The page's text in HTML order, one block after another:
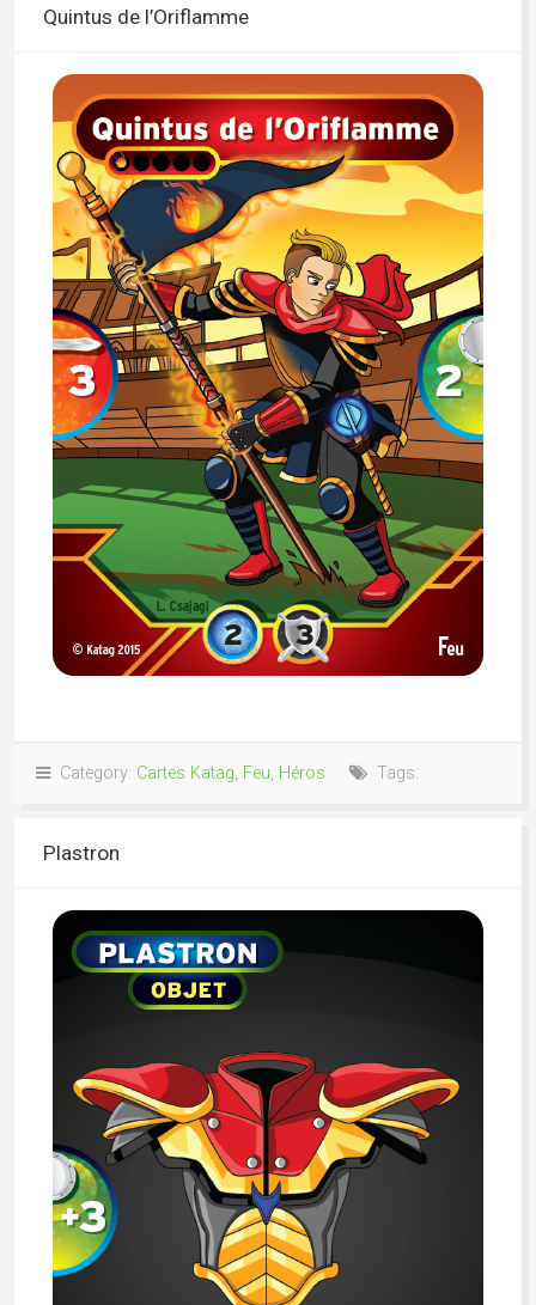
Quintus de l’Oriflamme
Category: Cartes Katag, Feu, Héros Tags:
Plastron